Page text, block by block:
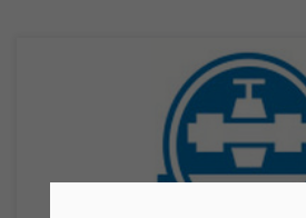
Појавом високих температура долази
нерационалне потрошње воде, а
раде у пуном капацитету. Зато,
све кориснике, а нарочито у